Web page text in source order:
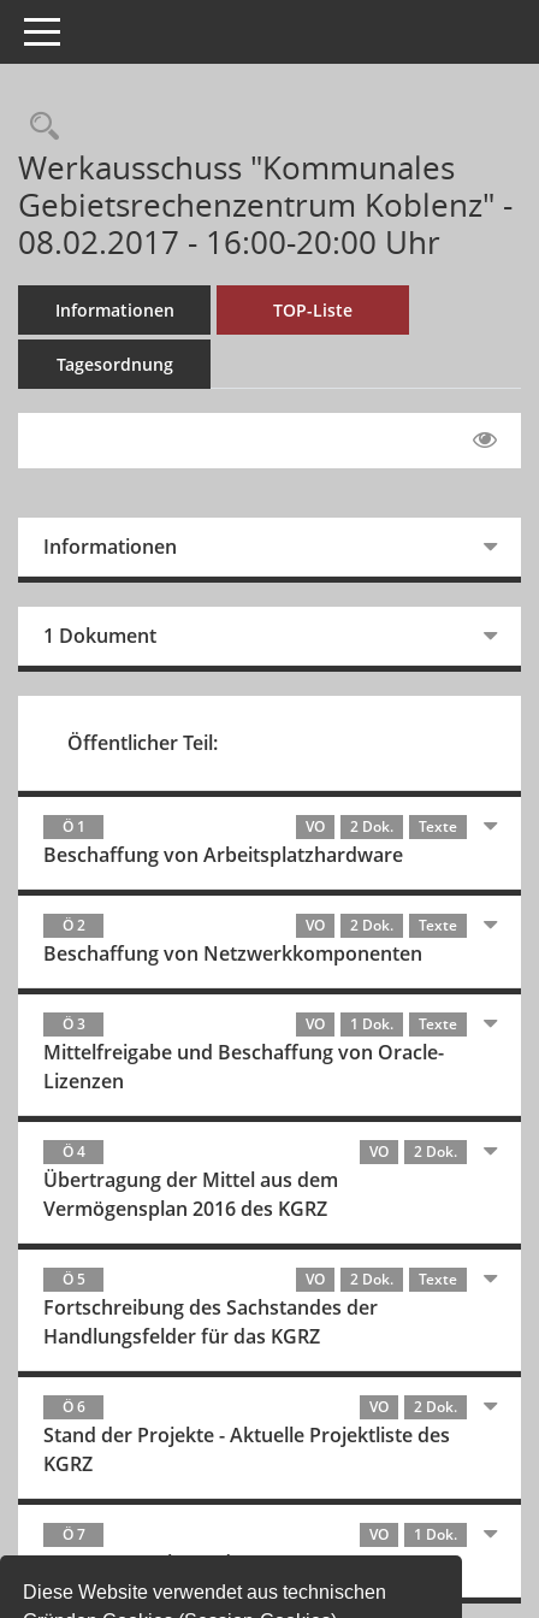
Diese Website verwendet aus technischen
Toggle navigation
Werkausschuss "Kommunales
Gebietsrechenzentrum Koblenz" -
08.02.2017 - 16:00-20:00 Uhr
Informationen TOP-Liste
Tagesordnung
Informationen
1 Dokument
Öffentlicher Teil:
Ö 1 VO 2 Dok. Texte
Beschaffung von Arbeitsplatzhardware
Ö 2 VO 2 Dok. Texte
Beschaffung von Netzwerkkomponenten
Ö 3 VO 1 Dok. Texte
Mittelfreigabe und Beschaffung von Oracle-
Lizenzen
Ö 4 VO 2 Dok.
Übertragung der Mittel aus dem
Vermögensplan 2016 des KGRZ
Ö 5 VO 2 Dok. Texte
Fortschreibung des Sachstandes der
Handlungsfelder für das KGRZ
Ö 6 VO 2 Dok.
Stand der Projekte - Aktuelle Projektliste des
KGRZ
Ö 7 VO 1 Dok.
KGRZ.SRZ Sachstand